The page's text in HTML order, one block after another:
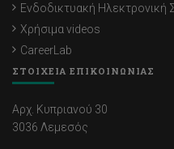
Ενδοδικτυακή Ηλεκτρονική
Χρήσιμα videos
CareerLab
ΣΤΟΙΧΕΙΑ ΕΠΙΚΟΙΝΩΝΙΑΣ
Αρχ. Κυπριανού 30
3036 Λεμεσός